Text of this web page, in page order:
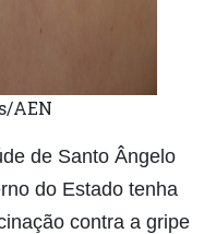
AEN
de Santo Ângelo
do Estado tenha
contra a gripe